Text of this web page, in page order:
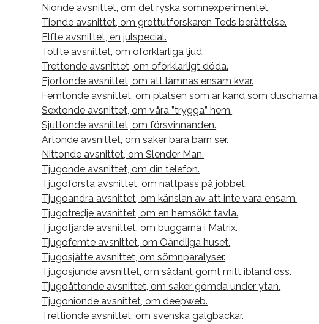
Nionde avsnittet, om det ryska sömnexperimentet.
Tionde avsnittet, om grottutforskaren Teds berättelse.
Elfte avsnittet, en julspecial.
Tolfte avsnittet, om oförklarliga ljud.
Trettonde avsnittet, om oförklarligt döda.
Fjortonde avsnittet, om att lämnas ensam kvar.
Femtonde avsnittet, om platsen som är känd som duscharna.
Sextonde avsnittet, om våra ”trygga” hem.
Sjuttonde avsnittet, om försvinnanden.
Artonde avsnittet, om saker bara barn ser.
Nittonde avsnittet, om Slender Man.
Tjugonde avsnittet, om din telefon.
Tjugoförsta avsnittet, om nattpass på jobbet.
Tjugoandra avsnittet, om känslan av att inte vara ensam.
Tjugotredje avsnittet, om en hemsökt tavla.
Tjugofjärde avsnittet, om buggarna i Matrix.
Tjugofemte avsnittet, om Oändliga huset.
Tjugosjätte avsnittet, om sömnparalyser.
Tjugosjunde avsnittet, om sådant gömt mitt ibland oss.
Tjugoåttonde avsnittet, om saker gömda under ytan.
Tjugonionde avsnittet, om deepweb.
Trettionde avsnittet, om svenska galgbackar.